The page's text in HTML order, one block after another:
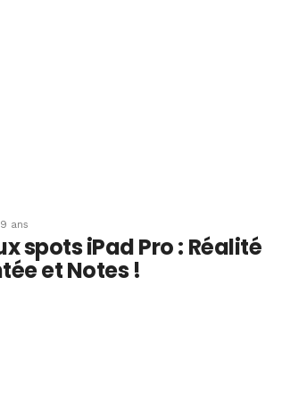
ans
spots iPad Pro : Réalité
et Notes !